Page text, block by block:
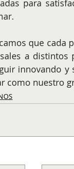
para
que
a
innovando
como nuestro